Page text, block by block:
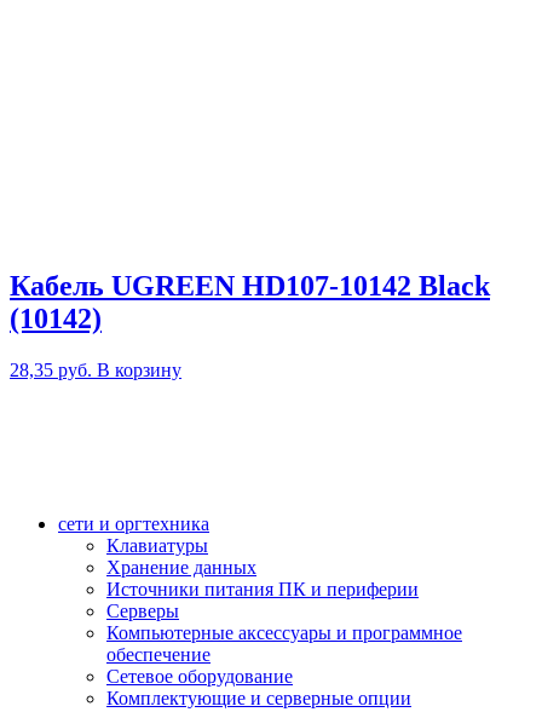
Кабель UGREEN HD107-10142 Black
(10142)
28,35 руб. В корзину
сети и оргтехника
Клавиатуры
Хранение данных
Источники питания ПК и периферии
Серверы
Компьютерные аксессуары и программное
обеспечение
Сетевое оборудование
Комплектующие и серверные опции